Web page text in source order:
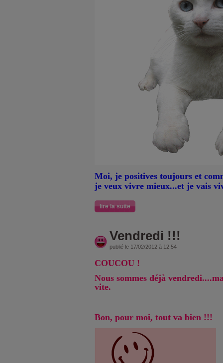
Moi, je positives toujours et
je veux vivre mieux...et je vais
lire la suite
Vendredi !!!
publié le 17/02/2012 à 12:54
COUCOU !
Nous sommes déjà
vite.
Bon, pour moi, tout va bien !!!